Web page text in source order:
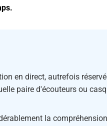
en direct, autrefois
paire d'écouteurs ou
la